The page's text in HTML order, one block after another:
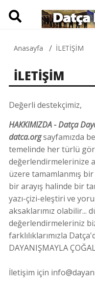
Anasayfa İLETİŞİM
İLETİŞİM
Değerli destekçimiz,
HAKKIMIZDA - Datça
datca.orgsayfamızda
temelinde her türlü
değerlendirmelerinize
üzere tamamlanmış
bir arayış halinde bir
yazı-çizi-eleştiri ve
aksaklarımız olabilir...
değerlendirmeleriniz
farklılıklarımızla
DAYANIŞMAYLA
İletişim için